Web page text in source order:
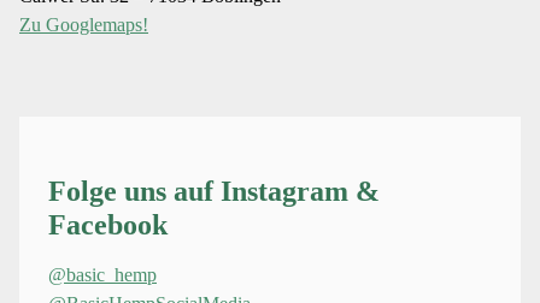
Zu Googlemaps!
Folge uns auf Instagram &
Facebook
@basic_hemp